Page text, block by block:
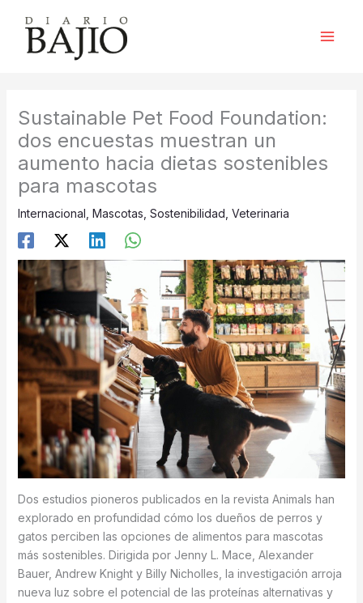
contenido
Sustainable Pet Food Foundation:
dos encuestas muestran un
aumento hacia dietas sostenibles
para mascotas
Internacional Mascotas Sostenibilidad Veterinaria
Dos estudios pioneros publicados en la revista Animals han
explorado en profundidad cómo los dueños de perros y
gatos perciben las opciones de alimentos para mascotas
más sostenibles. Dirigida por Jenny L. Mace, Alexander
Bauer, Andrew Knight y Billy Nicholles, la investigación arroja
nueva luz sobre el potencial de las proteínas alternativas y